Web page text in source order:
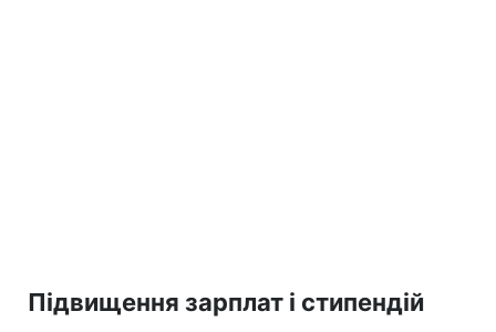
Підвищення зарплат і стипендій